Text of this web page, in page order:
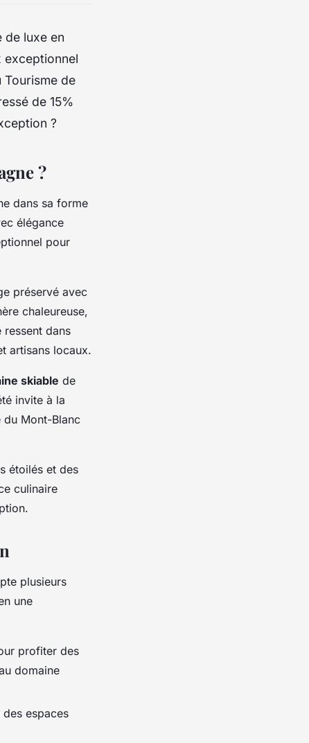
de luxe en
exceptionnel
de
de 15%
?
?
dans sa forme
élégance
pour
préservé avec
chaleureuse,
dans
artisans locaux.
skiable de
invite à la
du Mont-Blanc
étoilés et des
culinaire
plusieurs
une
profiter des
domaine
espaces